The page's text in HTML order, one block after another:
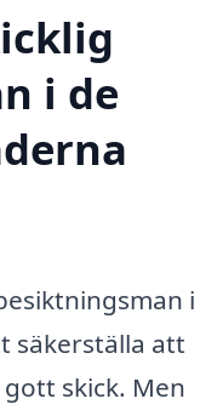
i de
i
säkerställa att
skick. Men